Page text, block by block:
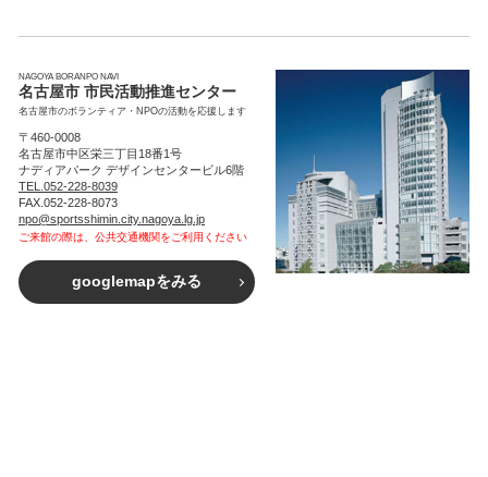
NAGOYA BORANPO NAVI
名古屋市 市民活動推進センター
名古屋市のボランティア・NPOの活動を応援します
〒460-0008
名古屋市中区栄三丁目18番1号
ナディアパーク デザインセンタービル6階
TEL.052-228-8039
FAX.052-228-8073
npo@sportsshimin.city.nagoya.lg.jp
ご来館の際は、公共交通機関をご利用ください
googlemapをみる